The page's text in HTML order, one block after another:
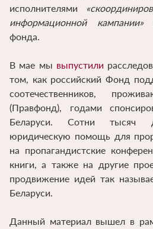
исполнителями
информационной кампании»
фонда.
В мае мы выпустили
том, как российский Фонд
соотечественников,
(Правфонд), годами
Беларуси. Сотни тысяч
юридическую помощь для
на пропагандистские
книги, а также на другие
продвижение идей так
Беларуси.
Данный материал вышел в